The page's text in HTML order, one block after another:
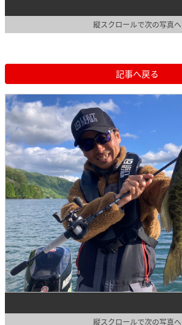
縦スクロールで次の写真へ
記事へ戻る
縦スクロールで次の写真へ